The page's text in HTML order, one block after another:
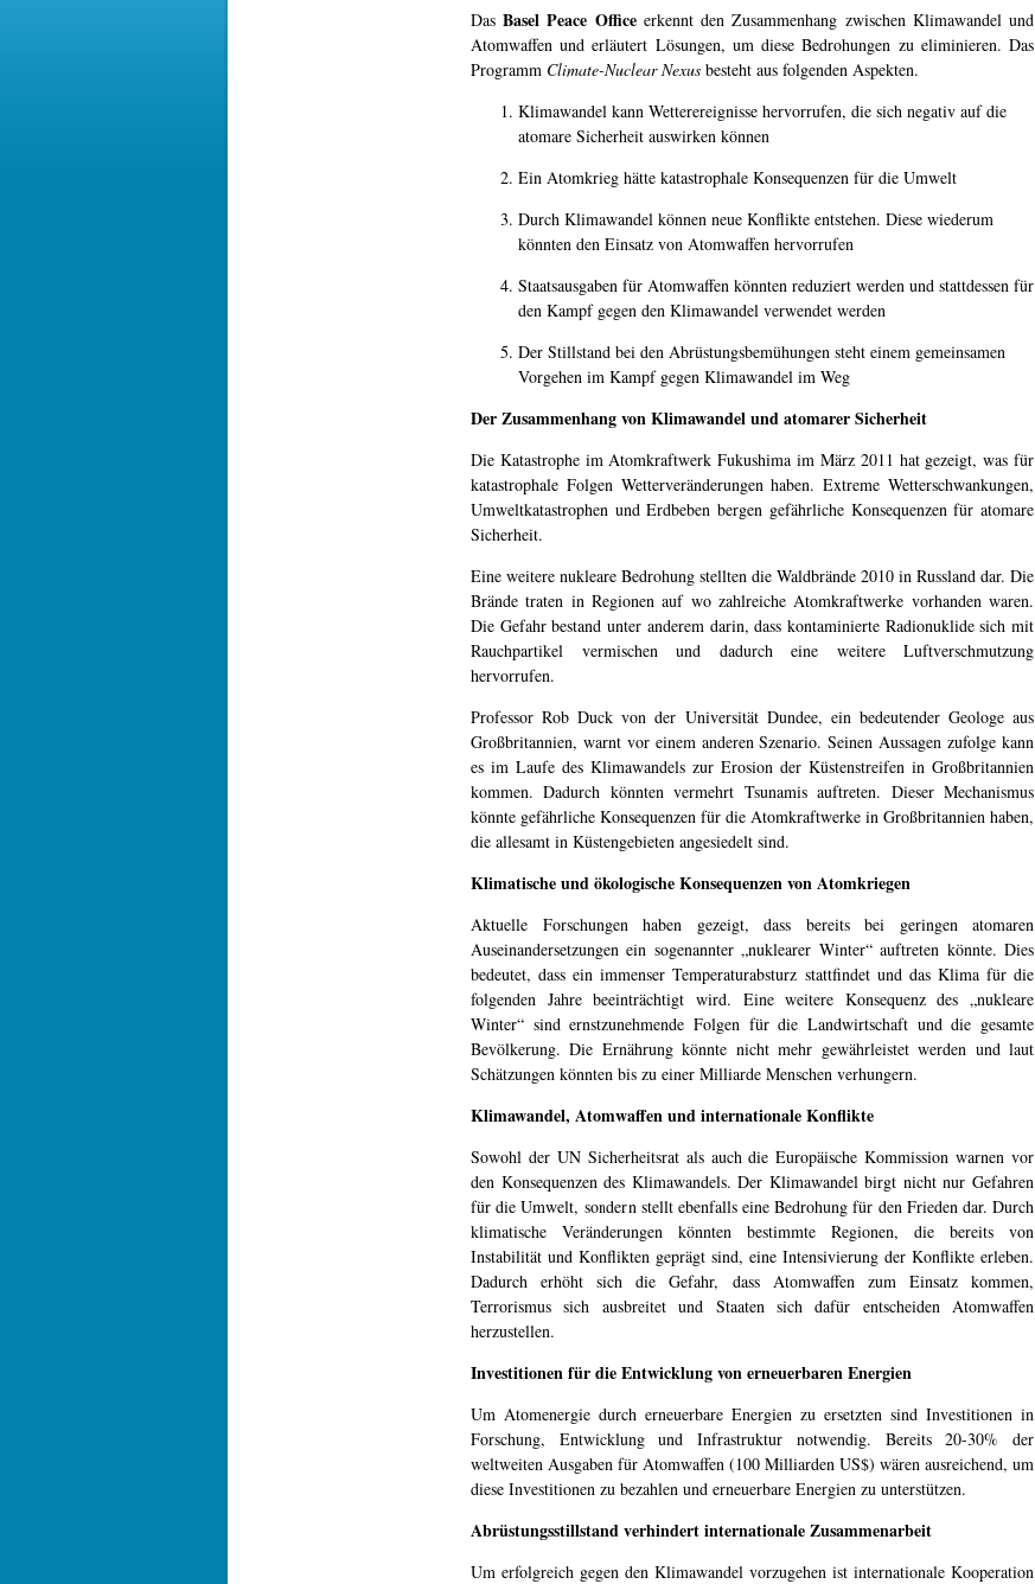
Das Basel Peace Office erkennt den Zusammenhang zwischen Klimawandel und
Atomwaffen und erläutert Lösungen, um diese Bedrohungen zu eliminieren. Das
Programm Climate-Nuclear Nexus besteht aus folgenden Aspekten.
Klimawandel kann Wetterereignisse hervorrufen, die sich negativ auf die
atomare Sicherheit auswirken können
Ein Atomkrieg hätte katastrophale Konsequenzen für die Umwelt
Durch Klimawandel können neue Konflikte entstehen. Diese wiederum
könnten den Einsatz von Atomwaffen hervorrufen
Staatsausgaben für Atomwaffen könnten reduziert werden und stattdessen für
den Kampf gegen den Klimawandel verwendet werden
Der Stillstand bei den Abrüstungsbemühungen steht einem gemeinsamen
Vorgehen im Kampf gegen Klimawandel im Weg
Der Zusammenhang von Klimawandel und atomarer Sicherheit
Die Katastrophe im Atomkraftwerk Fukushima im März 2011 hat gezeigt, was für
katastrophale Folgen Wetterveränderungen haben. Extreme Wetterschwankungen,
Umweltkatastrophen und Erdbeben bergen gefährliche Konsequenzen für atomare
Sicherheit.
Eine weitere nukleare Bedrohung stellten die Waldbrände 2010 in Russland dar. Die
Brände traten in Regionen auf wo zahlreiche Atomkraftwerke vorhanden waren.
Die Gefahr bestand unter anderem darin, dass kontaminierte Radionuklide sich mit
Rauchpartikel vermischen und dadurch eine weitere Luftverschmutzung
hervorrufen.
Professor Rob Duck von der Universität Dundee, ein bedeutender Geologe aus
Großbritannien, warnt vor einem anderen Szenario. Seinen Aussagen zufolge kann
es im Laufe des Klimawandels zur Erosion der Küstenstreifen in Großbritannien
kommen. Dadurch könnten vermehrt Tsunamis auftreten. Dieser Mechanismus
könnte gefährliche Konsequenzen für die Atomkraftwerke in Großbritannien haben,
die allesamt in Küstengebieten angesiedelt sind.
Klimatische und ökologische Konsequenzen von Atomkriegen
Aktuelle Forschungen haben gezeigt, dass bereits bei geringen atomaren
Auseinandersetzungen ein sogenannter „nuklearer Winter“ auftreten könnte. Dies
bedeutet, dass ein immenser Temperaturabsturz stattfindet und das Klima für die
folgenden Jahre beeinträchtigt wird. Eine weitere Konsequenz des „nukleare
Winter“ sind ernstzunehmende Folgen für die Landwirtschaft und die gesamte
Bevölkerung. Die Ernährung könnte nicht mehr gewährleistet werden und laut
Schätzungen könnten bis zu einer Milliarde Menschen verhungern.
Klimawandel, Atomwaffen und internationale Konflikte
Sowohl der UN Sicherheitsrat als auch die Europäische Kommission warnen vor
den Konsequenzen des Klimawandels. Der Klimawandel birgt nicht nur Gefahren
für die Umwelt, sondern stellt ebenfalls eine Bedrohung für den Frieden dar. Durch
klimatische Veränderungen könnten bestimmte Regionen, die bereits von
Instabilität und Konflikten geprägt sind, eine Intensivierung der Konflikte erleben.
Dadurch erhöht sich die Gefahr, dass Atomwaffen zum Einsatz kommen,
Terrorismus sich ausbreitet und Staaten sich dafür entscheiden Atomwaffen
herzustellen.
Investitionen für die Entwicklung von erneuerbaren Energien
Um Atomenergie durch erneuerbare Energien zu ersetzten sind Investitionen in
Forschung, Entwicklung und Infrastruktur notwendig. Bereits 20-30% der
weltweiten Ausgaben für Atomwaffen (100 Milliarden US$) wären ausreichend, um
diese Investitionen zu bezahlen und erneuerbare Energien zu unterstützen.
Abrüstungsstillstand verhindert internationale Zusammenarbeit
Um erfolgreich gegen den Klimawandel vorzugehen ist internationale Kooperation